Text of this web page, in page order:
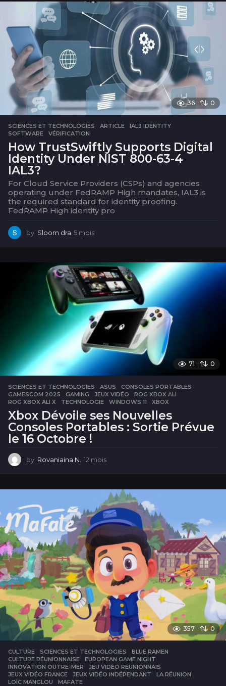
s
36 0
SCIENCES ET TECHNOLOGIES ARTICLE ,IAL3 IDENTITY
SOFTWARE
,VÉRIFICATION
How TrustSwiftly Supports Digital
Identity Under NIST 800-63-4
IAL3?
For Cloud Service Providers (CSPs) and agencies
operating under FedRAMP High mandates, IAL3 is
the required standard for identity proofing.
FedRAMP High identity pro
by Sloom dra 5 mois
i
s
71 0
SCIENCES ET TECHNOLOGIES ASUS ,CONSOLES PORTABLES
GAMESCOM 2025
,GAMING ,JEUX VIDÉO ,ROG XBOX ALI
ROG XBOX ALI X
,TECHNOLOGIE ,WINDOWS 11 ,XBOX
Xbox Dévoile ses Nouvelles
Consoles Portables : Sortie Prévue
le 16 Octobre !
by Rovaniaina N. 12 mois
o
i
s
357 0
CULTURE ,SCIENCES ET TECHNOLOGIES BLUE RAMEN
CULTURE RÉUNIONNAISE
,EUROPEAN GAME NIGHT
INNOVATION OUTRE-MER
,JEU VIDÉO RÉUNIONNAIS
JEUX VIDÉO FRANCE
,JEUX VIDÉO INDÉPENDANT ,LA RÉUNION
LOÏC MANGLOU
,MAFATE